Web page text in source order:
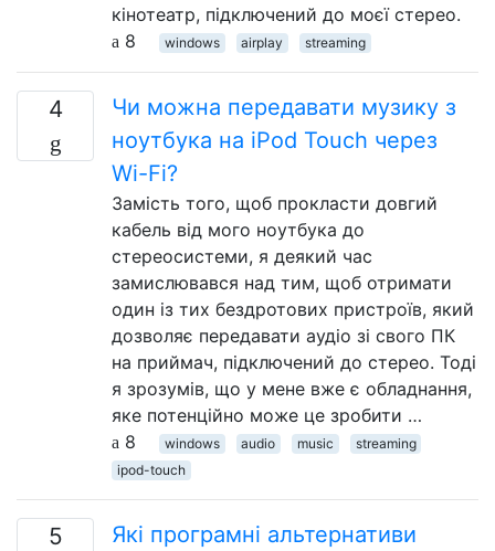
кінотеатр, підключений до моєї стерео.
8
windows airplay streaming
4
Чи можна передавати музику з
ноутбука на iPod Touch через
Wi-Fi?
Замість того, щоб прокласти довгий
кабель від мого ноутбука до
стереосистеми, я деякий час
замислювався над тим, щоб отримати
один із тих бездротових пристроїв, який
дозволяє передавати аудіо зі свого ПК
на приймач, підключений до стерео. Тоді
я зрозумів, що у мене вже є обладнання,
яке потенційно може це зробити …
8
windows audio music
streaming
ipod-touch
5
Які програмні альтернативи